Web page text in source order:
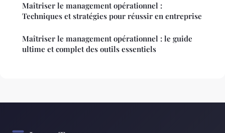
Maîtriser le management opérationnel :
Techniques et stratégies pour réussir en entreprise
Maîtriser le management opérationnel : le guide
ultime et complet des outils essentiels